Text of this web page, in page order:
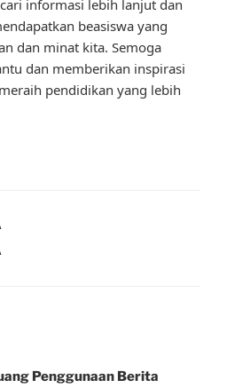
informasi lebih lanjut dan
beasiswa yang
dan minat kita. Semoga
dan memberikan inspirasi
pendidikan yang lebih
Penggunaan Berita